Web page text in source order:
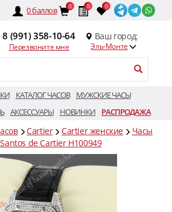
0баллов 0 0 0
8 (991) 358-10-64
Перезвоните мне
Ваш город:
Эль-Монте
КАТАЛОГ ЧАСОВ
МУЖСКИЕ ЧАСЫ
АКСЕССУАРЫ НОВИНКИ РАСПРОДАЖА
Cartier Cartier женские
Часы
de Cartier H100949